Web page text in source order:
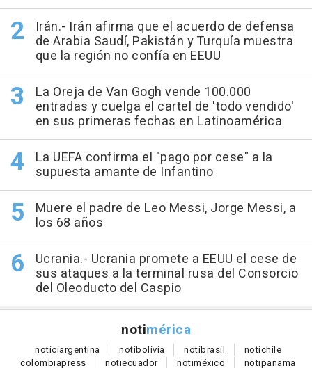
Irán.- Irán afirma que el acuerdo de defensa
de Arabia Saudí, Pakistán y Turquía muestra
que la región no confía en EEUU
La Oreja de Van Gogh vende 100.000
entradas y cuelga el cartel de 'todo vendido'
en sus primeras fechas en Latinoamérica
La UEFA confirma el "pago por cese" a la
supuesta amante de Infantino
Muere el padre de Leo Messi, Jorge Messi, a
los 68 años
Ucrania.- Ucrania promete a EEUU el cese de
sus ataques a la terminal rusa del Consorcio
del Oleoducto del Caspio
notimérica
noticiargentina notibolivia notibrasil notichile
colombiapress notiecuador notiméxico notipanama